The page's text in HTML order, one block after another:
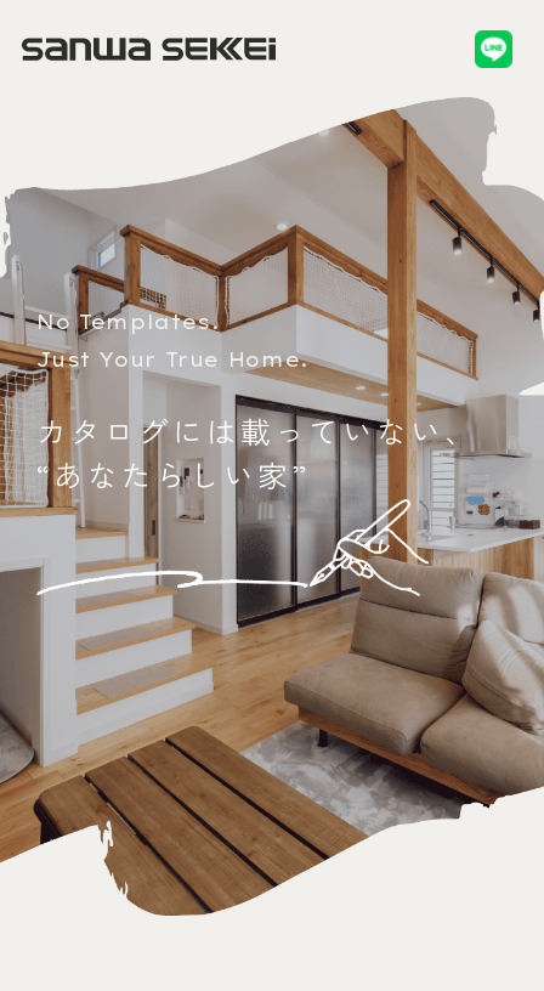
No Templates.
Just Your True Home.
カタ ロ グに は載っていない、
“あ な た らし い家”